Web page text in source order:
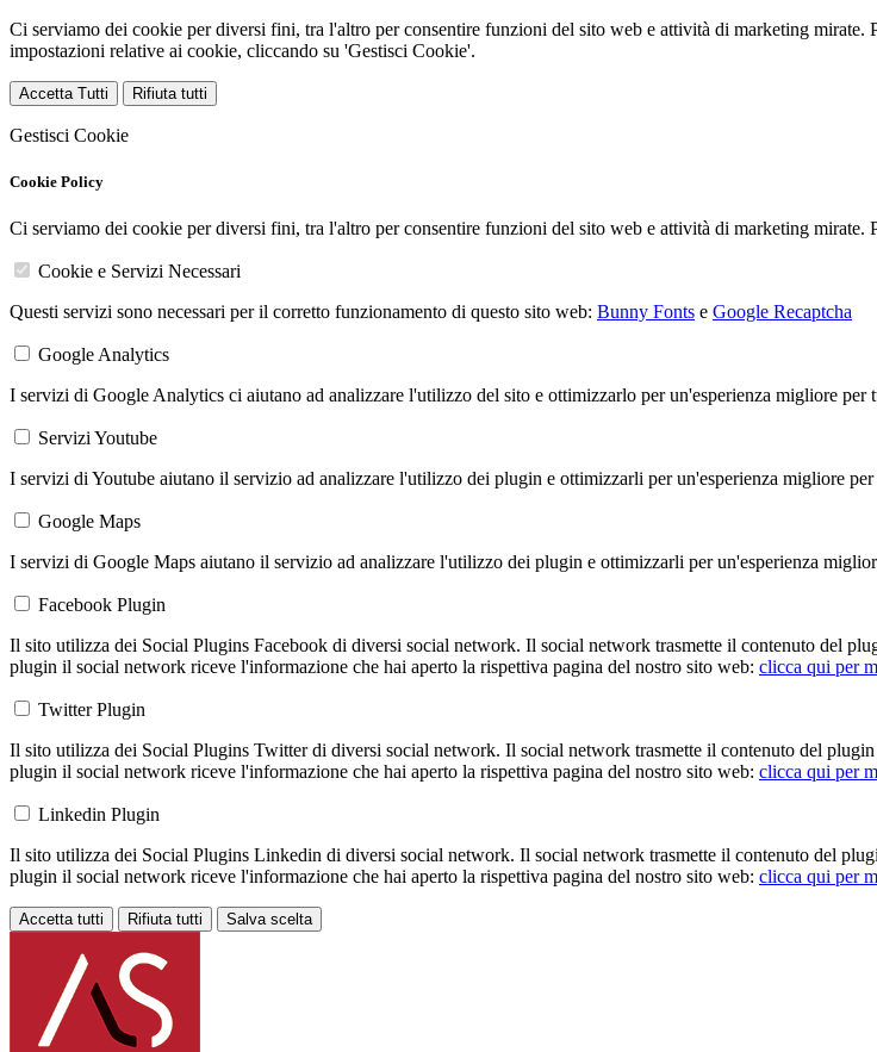
Ci serviamo dei cookie per diversi fini, tra l'altro per consentire funzioni del sito web e attività di marketing mirate.
impostazioni relative ai cookie, cliccando su 'Gestisci Cookie'.
Accetta Tutti Rifiuta tutti
Gestisci Cookie
Cookie Policy
Ci serviamo dei cookie per diversi fini, tra l'altro per consentire funzioni del sito web e attività di marketing mirate.
Cookie e Servizi Necessari
Questi servizi sono necessari per il corretto funzionamento di questo sito web: Bunny Fonts e Google Recaptcha
Google Analytics
I servizi di Google Analytics ci aiutano ad analizzare l'utilizzo del sito e ottimizzarlo per un'esperienza migliore per
Servizi Youtube
I servizi di Youtube aiutano il servizio ad analizzare l'utilizzo dei plugin e ottimizzarli per un'esperienza migliore
Google Maps
I servizi di Google Maps aiutano il servizio ad analizzare l'utilizzo dei plugin e ottimizzarli per un'esperienza
Facebook Plugin
Il sito utilizza dei Social Plugins Facebook di diversi social network. Il social network trasmette il contenuto del
plugin il social network riceve l'informazione che hai aperto la rispettiva pagina del nostro sito web: clicca qui per
Twitter Plugin
Il sito utilizza dei Social Plugins Twitter di diversi social network. Il social network trasmette il contenuto del
plugin il social network riceve l'informazione che hai aperto la rispettiva pagina del nostro sito web: clicca qui per
Linkedin Plugin
Il sito utilizza dei Social Plugins Linkedin di diversi social network. Il social network trasmette il contenuto del
plugin il social network riceve l'informazione che hai aperto la rispettiva pagina del nostro sito web: clicca qui per
Accetta tutti Rifiuta tutti Salva scelta